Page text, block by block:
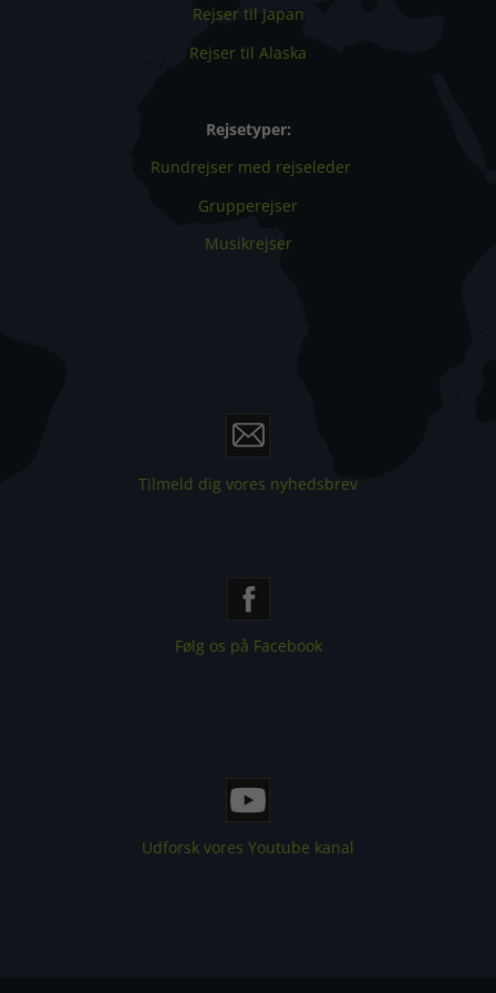
Rejser til Japan
Rejser til Alaska
Rejsetyper:
Rundrejser med rejseleder
Grupperejser
Musikrejser
Tilmeld dig vores nyhedsbrev
Følg os på Facebook
Udforsk vores Youtube kanal